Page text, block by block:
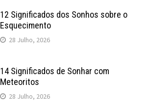
12 Significados dos Sonhos sobre o
Esquecimento
28 Julho, 2026
14 Significados de Sonhar com
Meteoritos
28 Julho, 2026